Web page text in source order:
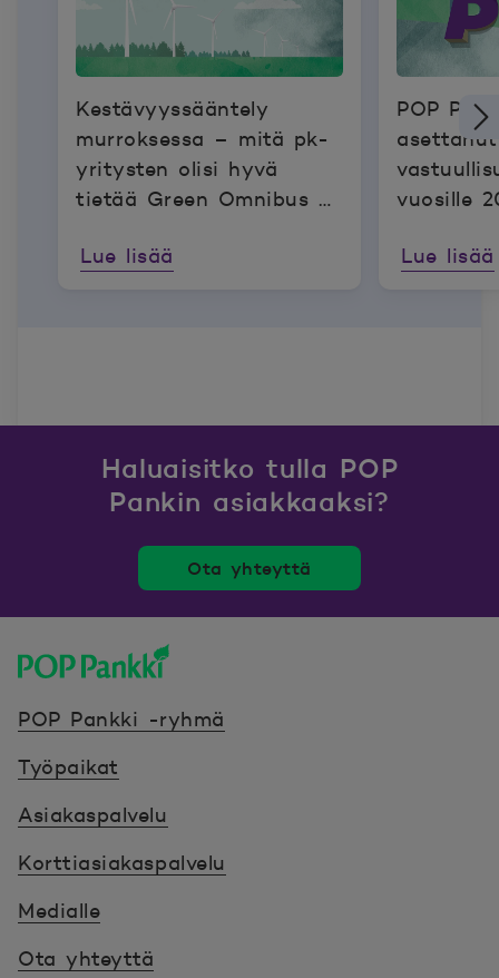
Kestävyyssääntely
murroksessa – mitä pk-
yritysten olisi hyvä
tietää Green Omnibus -
Lue lisää
POP
asettanut
vuosille
Lue lisää
Haluaisitko tulla POP
Pankin asiakkaaksi?
Ota yhteyttä
POP Pankki -ryhmä
Työpaikat
Asiakaspalvelu
Korttiasiakaspalvelu
Medialle
Ota yhteyttä